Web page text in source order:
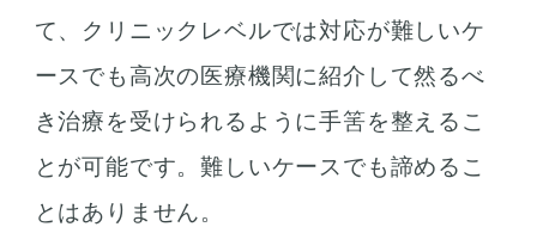
て、クリニックレベルでは対応が難しいケ
ースでも高次の医療機関に紹介して然るべ
き治療を受けられるように手筈を整えるこ
とが可能です。難しいケースでも諦めるこ
とはありません。